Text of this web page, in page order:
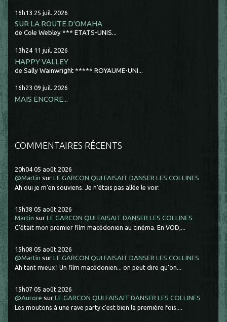
16h13 25 juil. 2026
SUR LA ROUTE D'OMAHA
de Cole Webley *** ETATS-UNIS...
13h24 11 juil. 2026
HAPPY VALLEY
de Sally Wainwright ***** ROYAUME-UNI...
16h23 09 juil. 2026
MAIS ENCORE...
COMMENTAIRES RÉCENTS
20h04 05 août 2026
@Martin surLE GARCON QUI FAISAIT DANSER LES COLLINES
Ah oui je m'en souviens. Je n'étais pas allée le voir.
15h38 05 août 2026
Martin surLE GARCON QUI FAISAIT DANSER LES COLLINES
C'était mon premier film macédonien au cinéma. En VOD,...
15h08 05 août 2026
@Martin surLE GARCON QUI FAISAIT DANSER LES COLLINES
Ah tant mieux ! Un film macédonien... on peut dire qu'on...
15h07 05 août 2026
@Aurore surLE GARCON QUI FAISAIT DANSER LES COLLINES
Les moutons à une rave party c'est bien la première fois....